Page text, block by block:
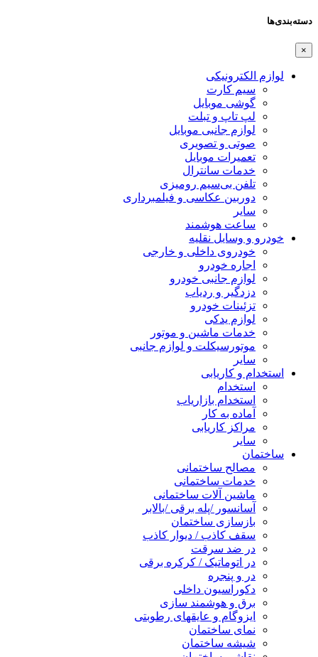
دسته‌بندی‌ها
×
لوازم الکترونیکی
سیم کارت
گوشی موبایل
لپ تاپ و تبلت
لوازم جانبی موبایل
صوتی و تصویری
تعمیرات موبایل
خدمات سانترال
تلفن بی‌سیم رومیزی
دوربین عکاسی و فیلمبرداری
سایر
ساعت هوشمند
خودرو و وسایل نقلیه
خودروی داخلی و خارجی
اجاره خودرو
لوازم جانبی خودرو
دزدگیر و ردیاب
تزئینات خودرو
لوازم یدکی
خدمات ماشین و موتور
موتورسیکلت و لوازم جانبی
سایر
استخدام و کاریابی
استخدام
استخدام بازاریاب
آماده به کار
مراکز کاریابی
سایر
ساختمان
مصالح ساختمانی
خدمات ساختمانی
ماشین آلات ساختمانی
آسانسور /پله برقی /بالابر
بازسازی ساختمان
سقف کاذب / دیوار کاذب
در ضد سرقت
در اتوماتیک / کرکره برقی
در و پنجره
دکوراسیون داخلی
برق و هوشمند سازی
ایزوگام و عایقهای رطوبتی
نمای ساختمان
شیشه ساختمان